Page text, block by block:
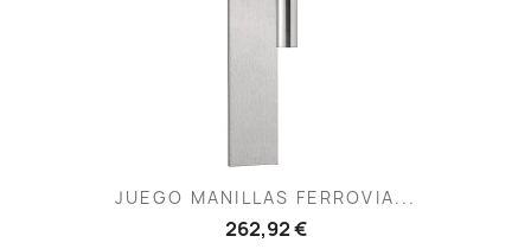
JUEGO MANILLAS FERROVIA...
262,92 €